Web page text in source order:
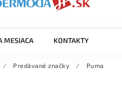
MESIACA KONTAKTY
/ Predávané značky / Puma